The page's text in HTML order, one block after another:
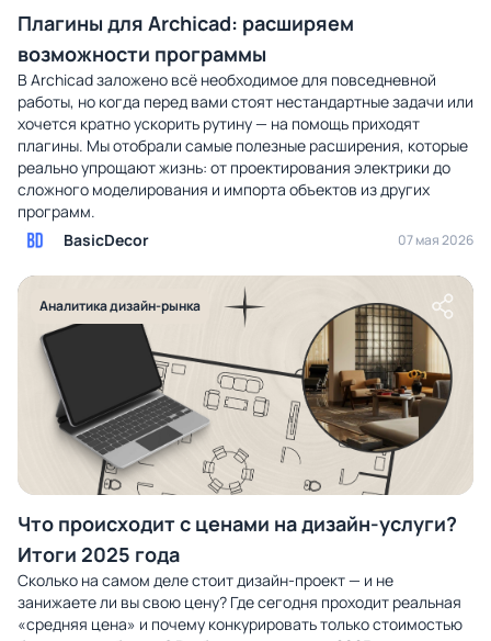
Плагины для Archicad: расширяем
возможности программы
В Archicad заложено всё необходимое для повседневной
работы, но когда перед вами стоят нестандартные задачи или
хочется кратно ускорить рутину — на помощь приходят
плагины. Мы отобрали самые полезные расширения, которые
реально упрощают жизнь: от проектирования электрики до
сложного моделирования и импорта объектов из других
программ.
BasicDecor
07 мая 2026
Аналитика дизайн-рынка
Что происходит с ценами на дизайн-услуги?
Итоги 2025 года
Сколько на самом деле стоит дизайн-проект — и не
занижаете ли вы свою цену? Где сегодня проходит реальная
«средняя цена» и почему конкурировать только стоимостью